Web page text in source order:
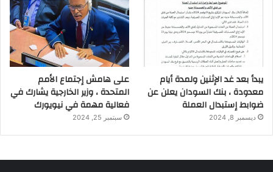
يبدأ بعد غد الإثنين ولمدة أيام
معدودة ، بنك السودان يعلن عن
ضوابط إستبدال العملة
ديسمبر 8, 2024
على هامش إجتماع الأمم
المتحدة ، وزير الخارجية يشارك في
فعالية مهمة في نيويورك
سبتمبر 25, 2024